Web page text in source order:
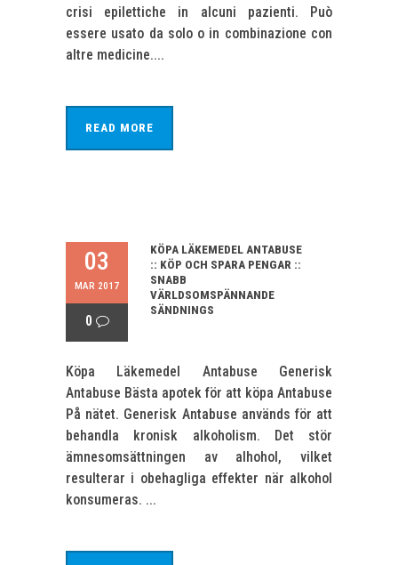
crisi epilettiche in alcuni pazienti. Può
essere usato da solo o in combinazione con
altre medicine....
READ MORE
03
MAR 2017
0
KÖPA LÄKEMEDEL ANTABUSE
:: KÖP OCH SPARA PENGAR ::
SNABB
VÄRLDSOMSPÄNNANDE
SÄNDNINGS
Köpa Läkemedel Antabuse Generisk
Antabuse Bästa apotek för att köpa Antabuse
På nätet. Generisk Antabuse används för att
behandla kronisk alkoholism. Det stör
ämnesomsättningen av alhohol, vilket
resulterar i obehagliga effekter när alkohol
konsumeras. ...